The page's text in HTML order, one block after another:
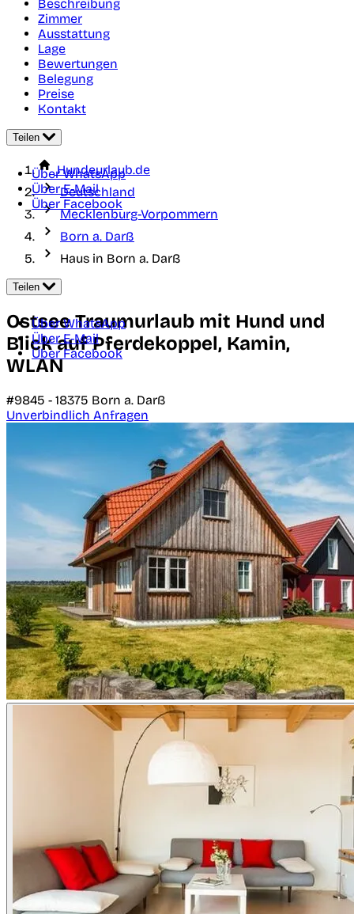
Beschreibung
Zimmer
Ausstattung
Lage
Bewertungen
Belegung
Preise
Kontakt
Teilen
Über WhatsApp
Über E-Mail
Über Facebook
Hundeurlaub.de
Deutschland
Mecklenburg-Vorpommern
Born a. Darß
Haus in Born a. Darß
Teilen
Über WhatsApp
Über E-Mail
Über Facebook
Ostsee Traumurlaub mit Hund und
Blick auf Pferdekoppel, Kamin,
WLAN
#9845 - 18375 Born a. Darß
Unverbindlich Anfragen